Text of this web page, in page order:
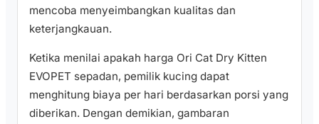
mencoba menyeimbangkan kualitas dan
keterjangkauan.
Ketika menilai apakah harga Ori Cat Dry Kitten
EVOPET sepadan, pemilik kucing dapat
menghitung biaya per hari berdasarkan porsi yang
diberikan. Dengan demikian, gambaran